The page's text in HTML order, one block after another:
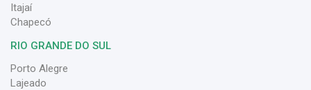
Itajaí
Chapecó
RIO GRANDE DO SUL
Porto Alegre
Lajeado